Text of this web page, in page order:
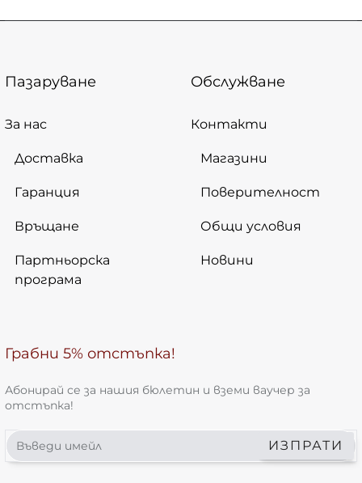
Пазаруване
За нас
Доставка
Гаранция
Връщане
Партньорска
програма
Обслужване
Контакти
Магазини
Поверителност
Общи условия
Новини
Грабни 5% отстъпка!
Абонирай се за нашия бюлетин и вземи ваучер за
отстъпка!
Въведи
имейл
ИЗПРАТИ